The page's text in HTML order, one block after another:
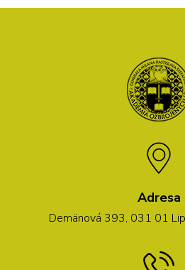
Adresa
Demänová 393, 031 01